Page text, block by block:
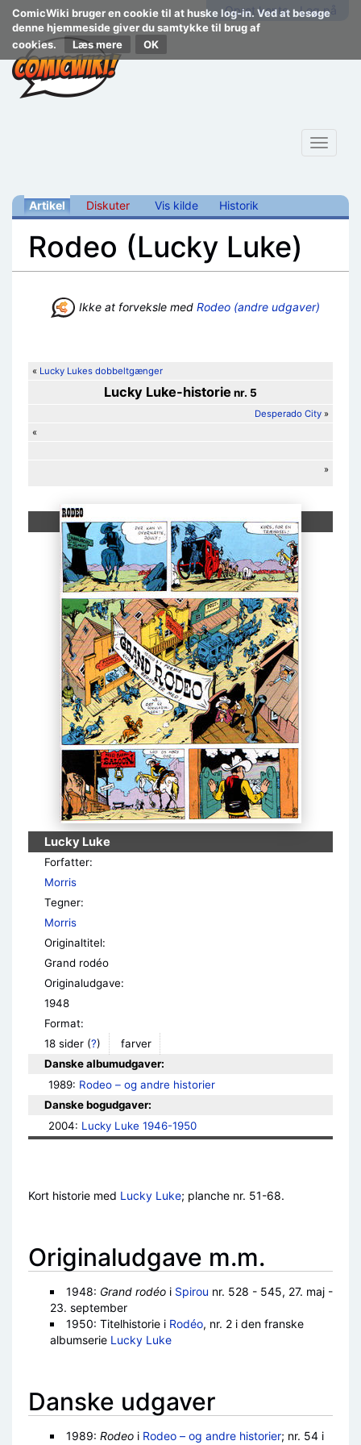
ComicWiki bruger en cookie til at huske log-in. Ved at besøge
denne hjemmeside giver du samtykke til brug af
cookies.
Læs mere
Opret konto Log på
Toggle
Artikel Diskuter Vis kilde Historik
Rodeo (Lucky Luke)
Ikke at forveksle med Rodeo (andre udgaver)
« Lucky Lukes dobbeltgænger
Lucky Luke-historienr. 5
Desperado City »
«
»
Lucky Luke
Forfatter:
Morris
Tegner:
Morris
Originaltitel:
Grand rodéo
Originaludgave:
1948
Format:
18 sider (?)
farver
Danske albumudgaver:
1989: Rodeo – og andre historier
Danske bogudgaver:
2004: Lucky Luke 1946-1950
Kort historie med Lucky Luke; planche nr. 51-68.
Originaludgave m.m.
1948: Grand rodéoi Spirou nr. 528 - 545, 27. maj -
23. september
1950: Titelhistorie i Rodéo, nr. 2 i den franske
albumserie Lucky Luke
Danske udgaver
1989: Rodeoi Rodeo – og andre historier; nr. 54 i